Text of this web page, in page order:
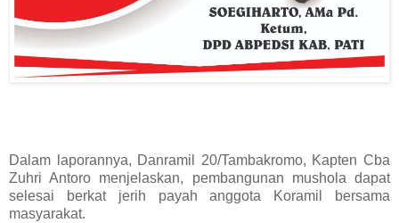
Dalam laporannya, Danramil 20/Tambakromo, Kapten Cba
Zuhri Antoro menjelaskan, pembangunan mushola dapat
selesai berkat jerih payah anggota Koramil bersama
masyarakat.